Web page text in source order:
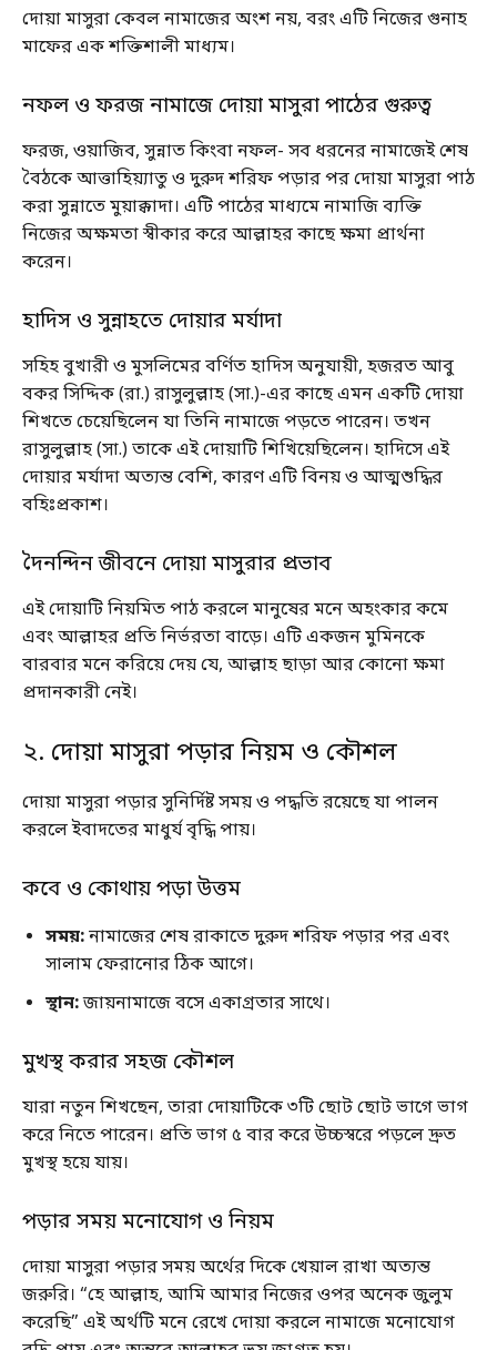
দোয়া মাসুরা কেবল নামাজের অংশ নয়, বরং এটি নিজের গুনাহ
মাফের এক শক্তিশালী মাধ্যম।
নফল ও ফরজ নামাজে দোয়া মাসুরা পাঠের গুরুত্ব
ফরজ, ওয়াজিব, সুন্নাত কিংবা নফল- সব ধরনের নামাজেই শেষ
বৈঠকে আত্তাহিয়্যাতু ও দুরুদ শরিফ পড়ার পর দোয়া মাসুরা পাঠ
করা সুন্নাতে মুয়াক্কাদা। এটি পাঠের মাধ্যমে নামাজি ব্যক্তি
নিজের অক্ষমতা স্বীকার করে আল্লাহর কাছে ক্ষমা প্রার্থনা
করেন।
হাদিস ও সুন্নাহতে দোয়ার মর্যাদা
সহিহ বুখারী ও মুসলিমের বর্ণিত হাদিস অনুযায়ী, হজরত আবু
বকর সিদ্দিক (রা.) রাসুলুল্লাহ (সা.)-এর কাছে এমন একটি দোয়া
শিখতে চেয়েছিলেন যা তিনি নামাজে পড়তে পারেন। তখন
রাসুলুল্লাহ (সা.) তাকে এই দোয়াটি শিখিয়েছিলেন। হাদিসে এই
দোয়ার মর্যাদা অত্যন্ত বেশি, কারণ এটি বিনয় ও আত্মশুদ্ধির
বহিঃপ্রকাশ।
দৈনন্দিন জীবনে দোয়া মাসুরার প্রভাব
এই দোয়াটি নিয়মিত পাঠ করলে মানুষের মনে অহংকার কমে
এবং আল্লাহর প্রতি নির্ভরতা বাড়ে। এটি একজন মুমিনকে
বারবার মনে করিয়ে দেয় যে, আল্লাহ ছাড়া আর কোনো ক্ষমা
প্রদানকারী নেই।
২. দোয়া মাসুরা পড়ার নিয়ম ও কৌশল
দোয়া মাসুরা পড়ার সুনির্দিষ্ট সময় ও পদ্ধতি রয়েছে যা পালন
করলে ইবাদতের মাধুর্য বৃদ্ধি পায়।
কবে ও কোথায় পড়া উত্তম
সময়:নামাজের শেষ রাকাতে দুরুদ শরিফ পড়ার পর এবং
সালাম ফেরানোর ঠিক আগে।
স্থান:জায়নামাজে বসে একাগ্রতার সাথে।
মুখস্থ করার সহজ কৌশল
যারা নতুন শিখছেন, তারা দোয়াটিকে ৩টি ছোট ছোট ভাগে ভাগ
করে নিতে পারেন। প্রতি ভাগ ৫ বার করে উচ্চস্বরে পড়লে দ্রুত
মুখস্থ হয়ে যায়।
পড়ার সময় মনোযোগ ও নিয়ম
দোয়া মাসুরা পড়ার সময় অর্থের দিকে খেয়াল রাখা অত্যন্ত
জরুরি। “হে আল্লাহ, আমি আমার নিজের ওপর অনেক জুলুম
করেছি” এই অর্থটি মনে রেখে দোয়া করলে নামাজে মনোযোগ